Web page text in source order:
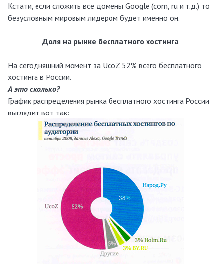
Кстати, если сложить все домены Google (com, ru и т.д.) то
безусловным мировым лидером будет именно он.
Доля на рынке бесплатного хостинга
На сегодняшний момент за UcoZ 52% всего бесплатного
хостинга в России.
А это сколько?
График распределения рынка бесплатного хостинга России
выглядит вот так: